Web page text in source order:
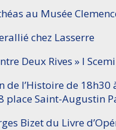
au Musée
chez Lasserre
Deux Rives » I
de l’Histoire de
place Saint-Augustin
Bizet du Livre